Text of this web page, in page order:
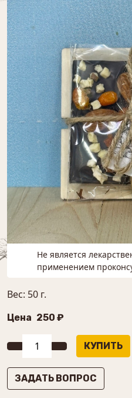
Не является
применением
Вес: 50 г.
Цена 250 ₽
ЗАДАТЬ ВОПРОС